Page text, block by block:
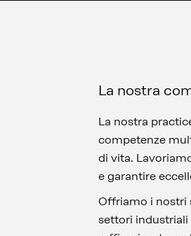
La nostra
La nostra
competenze
di vita.
e garantire
Offriamo i nostri
settori industriali